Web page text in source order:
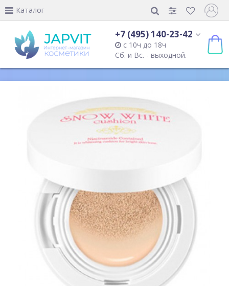
Каталог
+7 (495) 140-23-42
с 10ч до 18ч
Сб. и Вс. - выходной.